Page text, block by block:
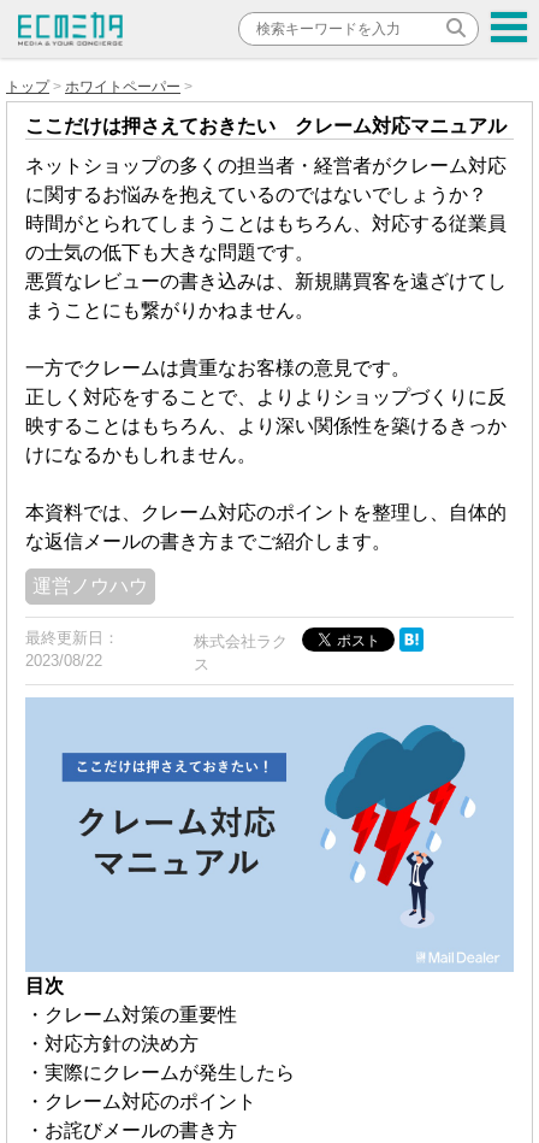
トップ ホワイトペーパー
ここだけは押さえておきたい クレーム対応マニュアル
ネットショップの多くの担当者・経営者がクレーム対応
に関するお悩みを抱えているのではないでしょうか？
時間がとられてしまうことはもちろん、対応する従業員
の士気の低下も大きな問題です。
悪質なレビューの書き込みは、新規購買客を遠ざけてし
まうことにも繋がりかねません。
一方でクレームは貴重なお客様の意見です。
正しく対応をすることで、よりよりショップづくりに反
映することはもちろん、より深い関係性を築けるきっか
けになるかもしれません。
本資料では、クレーム対応のポイントを整理し、自体的
な返信メールの書き方までご紹介します。
運営ノウハウ
最終更新日：
2023/08/22
株式会社ラク
ス
目次
・クレーム対策の重要性
・対応方針の決め方
・実際にクレームが発生したら
・クレーム対応のポイント
・お詫びメールの書き方